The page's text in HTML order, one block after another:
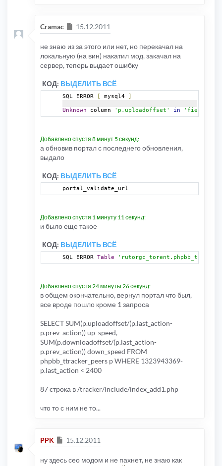
Cramac Сообщение
15.12.2011
не знаю из за этого или нет, но перекачал на
локальную (на вин) накатил мод, закачал на
сервер, теперь выдает ошибку
КОД: ВЫДЕЛИТЬ ВСЁ
SQL ERROR mysql4
Unknown column 'p.uploadoffset' in 'field
Добавлено спустя 8 минут 5 секунд:
а обновив портал с последнего обновления,
выдало
КОД: ВЫДЕЛИТЬ ВСЁ
portal_validate_url
Добавлено спустя 1 минуту 11 секунд:
и было еще такое
КОД: ВЫДЕЛИТЬ ВСЁ
SQL ERROR Table
Добавлено спустя 24 минуты 26 секунд:
в общем окончательно, вернул портал что был,
все вроде пошло кроме 1 запроса
SELECT SUM(p.uploadoffset/(p.last_action-
p.prev_action)) up_speed,
SUM(p.downloadoffset/(p.last_action-
p.prev_action)) down_speed FROM
phpbb_ttracker_peers p WHERE 1323943369-
p.last_action < 2400
87 строка в /tracker/include/index_add1.php
что то с ним не то...
PPK Сообщение
15.12.2011
ну здесь сео модом и не пахнет, не знаю как